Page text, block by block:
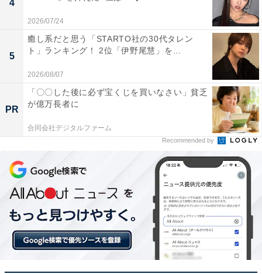
回答者からは「東大合格者数を日本一を長年維持する名
門学校だから」（40代女性／神奈川県）、「毎年東大に
たくさんの合格者を出しています。『カイセイ』と聞い
ただけで、『すごい』と思ってしまいます」（60代男性
／新潟県）、「東大合格者数で44年連続全国1位。学年
400人のうち100数十名が東大という日本一の進学校だか
ら」（50代男性／東京都）、「日本の最難関男子校とし
て知られ、学力の高さはもちろん運動会などの行事を通
じた団結力やリーダーシップが鍛えられると聞き、出身
者にすごさを感じるからです」（20代男性／静岡県）と
いった声が集まりました。
※回答者からのコメントは原文ママです
4
2026/07/24
5
癒し系だと思う「STARTO社の30代タレン
ト」ランキング！ 2位「伊野尾慧」を...
2026/08/07
PR
「〇〇した後に必ず宝くじを買いなさい」貧乏
が億万長者に
合同会社デジタルファーム
Recommended by